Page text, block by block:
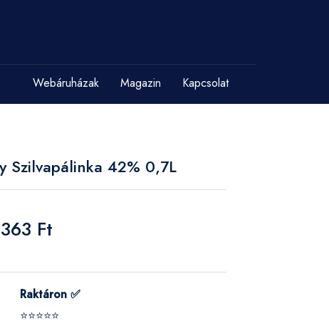
Webáruházak Magazin Kapcsolat
Szilvapálinka 42% 0,7L
Ft
Raktáron ✅
⭐⭐⭐⭐⭐